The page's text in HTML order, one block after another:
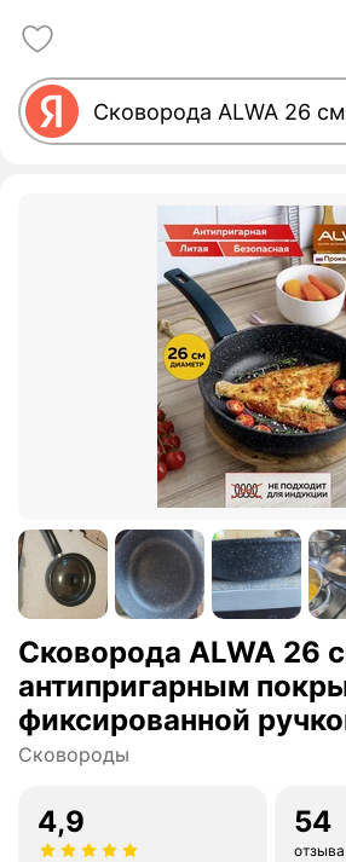
Cковорода ALWA 26
антипригарным
фиксированной
мрамор
Сковороды
4,9 54
отзыва